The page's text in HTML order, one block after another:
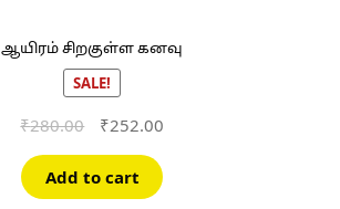
ஆயிரம் சிறகுள்ள கனவு
SALE!
₹280.00
Original
was:
₹280.00.
₹252.00Current
is:
Add to cart